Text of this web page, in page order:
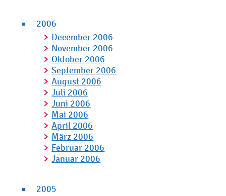
2006
December 2006
November 2006
Oktober 2006
September 2006
August 2006
Juli 2006
Juni 2006
Mai 2006
April 2006
März 2006
Februar 2006
Januar 2006
2005